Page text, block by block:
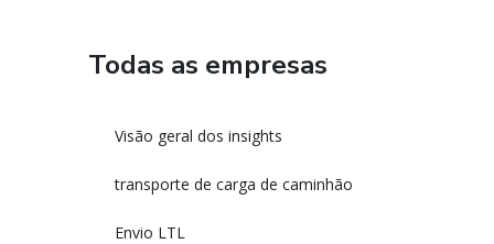
Todas as empresas
Visão geral dos insights
transporte de carga de caminhão
Envio LTL